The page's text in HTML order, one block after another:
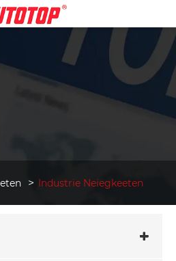
Industrie Neiegkeeten